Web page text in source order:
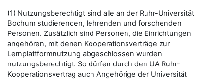
(1) Nutzungsberechtigt sind alle an der Ruhr-Universität
Bochum studierenden, lehrenden und forschenden
Personen. Zusätzlich sind Personen, die Einrichtungen
angehören, mit denen Kooperationsverträge zur
Lernplattformnutzung abgeschlossen wurden,
nutzungsberechtigt. So dürfen durch den UA Ruhr-
Kooperationsvertrag auch Angehörige der Universität